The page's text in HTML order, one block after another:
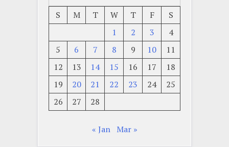
S
M T W T F
S
1
2 3
4
5
6 7 8 9 10
11
12
13 14 15 16 17
18
19
20 21 22 23 24
25
26
27 28
« Jan Mar »